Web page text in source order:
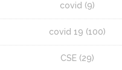
covid (9)
covid 19 (100)
CSE (29)